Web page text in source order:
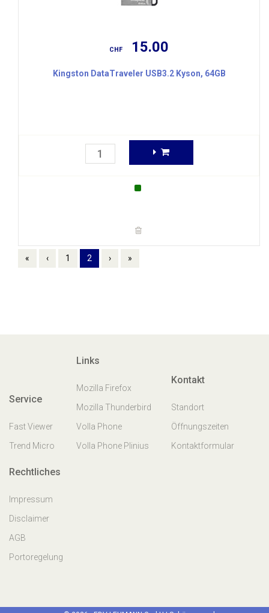
CHF 15.00
Kingston DataTraveler USB3.2 Kyson, 64GB
« ‹ 1 2 › »
Service
Fast Viewer
Trend Micro
Links
Mozilla Firefox
Mozilla Thunderbird
Volla Phone
Volla Phone Plinius
Kontakt
Standort
Öffnungszeiten
Kontaktformular
Rechtliches
Impressum
Disclaimer
AGB
Portoregelung